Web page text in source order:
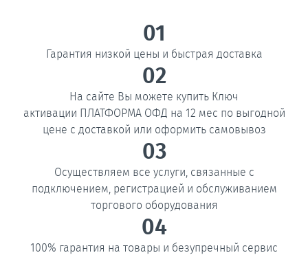
01
Гарантия низкой цены и быстрая доставка
02
На сайте Вы можете купить Ключ
активации ПЛАТФОРМА ОФД на 12 мес по выгодной
цене с доставкой или оформить самовывоз
03
Осуществляем все услуги, связанные с
подключением, регистрацией и обслуживанием
торгового оборудования
04
100% гарантия на товары и безупречный сервис